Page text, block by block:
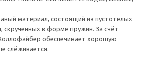
материал, состоящий из пустотелых
скрученных в форме пружин. За счёт
обеспечивает хорошую
слёживается.